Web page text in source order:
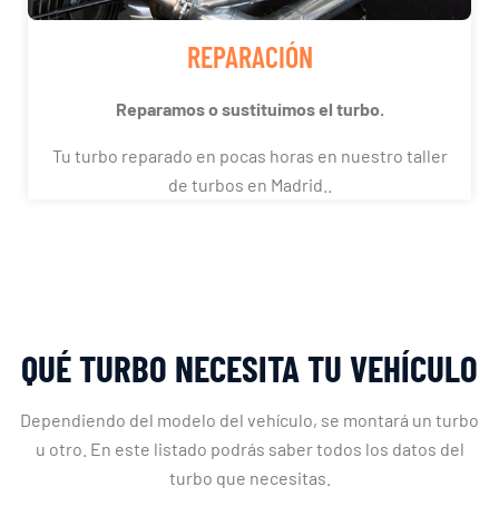
REPARACIÓN
Reparamos o sustituimos el turbo.
Tu turbo reparado en pocas horas en nuestro taller
de turbos en Madrid..
QUÉ TURBO NECESITA TU VEHÍCULO
Dependiendo del modelo del vehículo, se montará un turbo
u otro. En este listado podrás saber todos los datos del
turbo que necesitas.